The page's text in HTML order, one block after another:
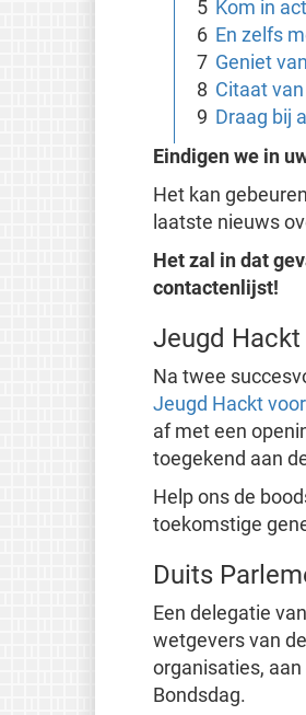
Kom in
En zelfs
Geniet
Citaat
Draag bij
Eindigen we in
Het kan
laatste nieuws
Het zal in dat
contactenlijst!
Jeugd
Na twee
Jeugd Hackt
af met een
toegekend aan
Help ons de
toekomstige
Duits
Een delegatie
wetgevers van
organisaties,
Bondsdag.